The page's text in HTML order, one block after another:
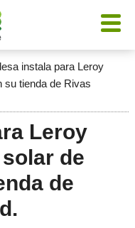
instala para Leroy
su tienda de Rivas
Leroy
de
de